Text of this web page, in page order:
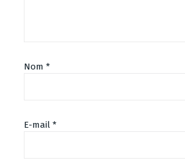
Nom *
E-mail *